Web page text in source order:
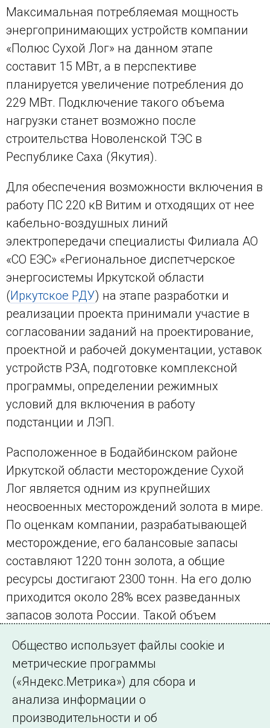
Максимальная потребляемая мощность
энергопринимающих устройств компании
«Полюс Сухой Лог» на данном этапе
составит 15 МВт, а в перспективе
планируется увеличение потребления до
229 МВт. Подключение такого объема
нагрузки станет возможно после
строительства Новоленской ТЭС в
Республике Саха (Якутия).
Для обеспечения возможности включения в
работу ПС 220 кВ Витим и отходящих от нее
кабельно-воздушных линий
электропередачи специалисты Филиала АО
«СО ЕЭС» «Региональное диспетчерское
энергосистемы Иркутской области
(Иркутское РДУ) на этапе разработки и
реализации проекта принимали участие в
согласовании заданий на проектирование,
проектной и рабочей документации, уставок
устройств РЗА, подготовке комплексной
программы, определении режимных
условий для включения в работу
подстанции и ЛЭП.
Расположенное в Бодайбинском районе
Иркутской области месторождение Сухой
Лог является одним из крупнейших
неосвоенных месторождений золота в мире.
По оценкам компании, разрабатывающей
месторождение, его балансовые запасы
составляют 1220 тонн золота, а общие
ресурсы достигают 2300 тонн. На его долю
приходится около 28% всех разведанных
запасов золота России. Такой объем
нескольких десятилетий.
← Все публикации
Общество использует файлы cookie и
метрические программы
(«Яндекс.Метрика») для сбора и
анализа информации о
производительности и об